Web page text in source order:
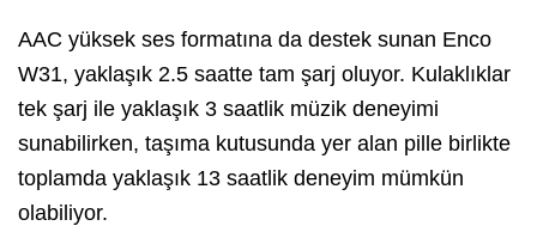
AAC yüksek ses formatına da destek sunan Enco
W31, yaklaşık 2.5 saatte tam şarj oluyor. Kulaklıklar
tek şarj ile yaklaşık 3 saatlik müzik deneyimi
sunabilirken, taşıma kutusunda yer alan pille birlikte
toplamda yaklaşık 13 saatlik deneyim mümkün
olabiliyor.